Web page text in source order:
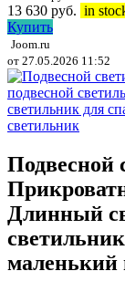
13 630 руб. in
Купить
Joom.ru
от 27.05.2026 11:52
Подвесной
Длинный
маленький